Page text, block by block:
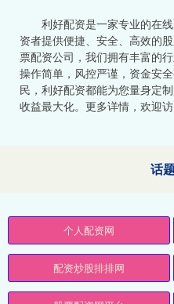
利好配资是一家专业的在
资者提供便捷、安全、高效的
票配资公司，我们拥有丰富的
操作简单，风控严谨，资金安
民，利好配资都能为您量身定
收益最大化。更多详情，欢迎
话
个人配资网
配资炒股排排网